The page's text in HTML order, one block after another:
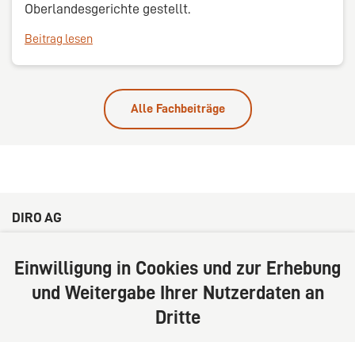
Oberlandesgerichte gestellt.
Beitrag lesen
Alle Fachbeiträge
DIRO AG
20354 Hamburg
Deutschland
Tel: +49 (0) 40 41352231
Einwilligung in Cookies und zur Erhebung
und Weitergabe Ihrer Nutzerdaten an
Dritte